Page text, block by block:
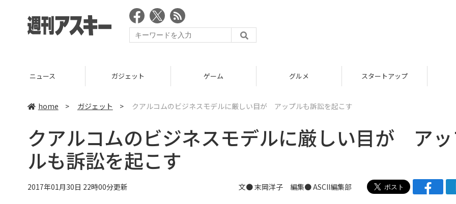
ニュース ガジェット ゲーム グルメ スタートアップ
home > ガジェット > クアルコムのビジネスモデルに厳しい目が アップルも訴訟を起こす
クアルコムのビジネスモデルに厳しい目が ア
ルも訴訟を起こす
2017年01月30日 22時00分更新 文● 末岡洋子 編集● ASCII編集部